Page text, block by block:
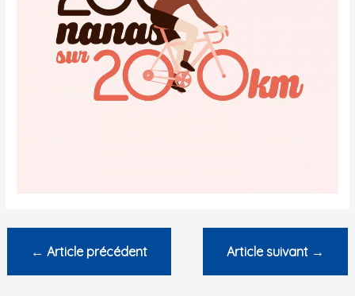
← Article précédent Article suivant →